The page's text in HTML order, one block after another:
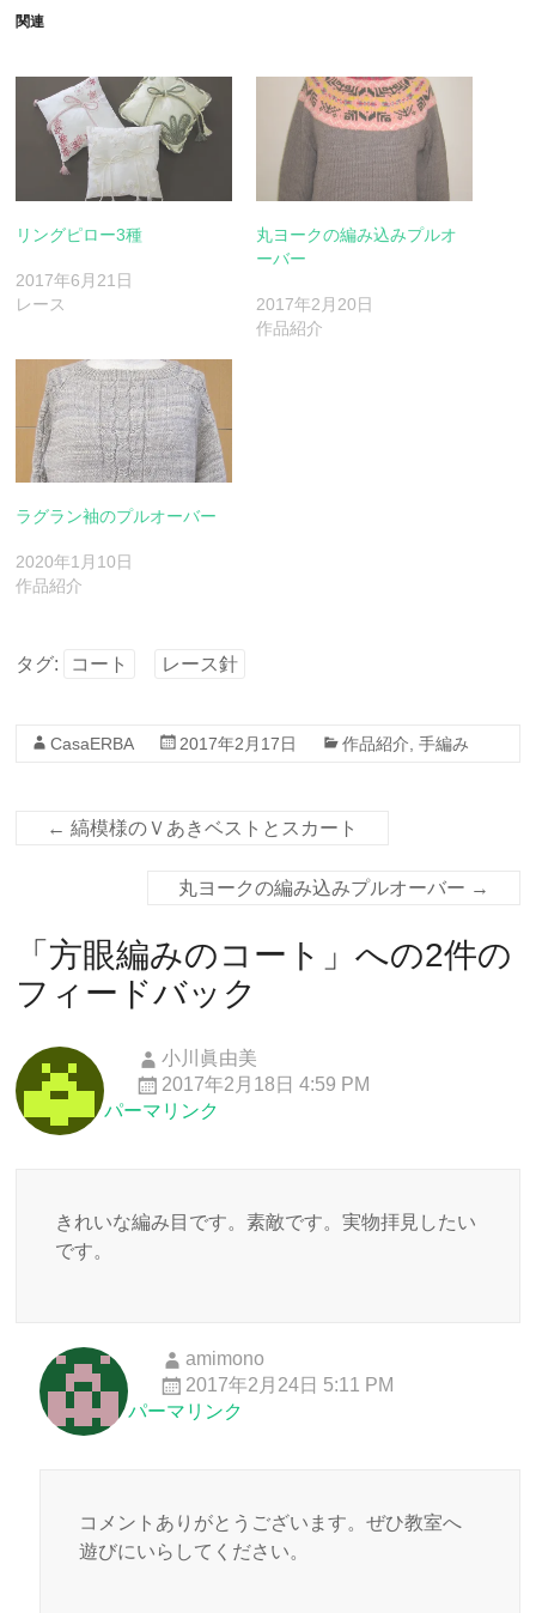
関連
リングピロー3種
2017年6月21日
レース
丸ヨークの編み込みプルオ
ーバー
2017年2月20日
作品紹介
ラグラン袖のプルオーバー
2020年1月10日
作品紹介
タグ: コート レース針
CasaERBA 2017年2月17日 作品紹介 ,手編み
← 縞模様のＶあきベストとスカート
丸ヨークの編み込みプルオーバー →
「 方眼編みのコート 」への2件の
フィードバック
小川眞由美
2017年2月18日 4:59 PM
パーマリンク
きれいな編み目です。素敵です。実物拝見したい
です。
amimono
2017年2月24日 5:11 PM
パーマリンク
コメントありがとうございます。ぜひ教室へ
遊びにいらしてください。